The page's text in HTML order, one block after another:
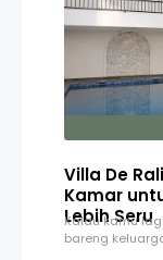
Villa De
Kamar
Lebih Seru
Kalau kamu
bareng